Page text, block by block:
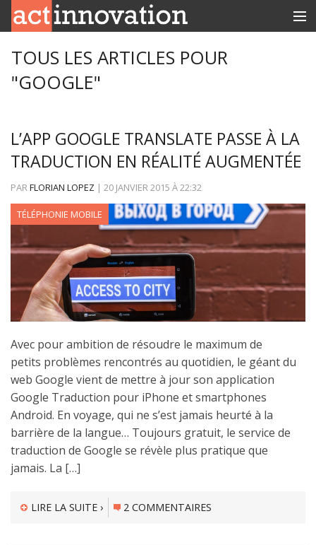
INNOBOX
TOUS LES ARTICLES POUR
"GOOGLE"
L’APP GOOGLE TRANSLATE PASSE À LA
TRADUCTION EN RÉALITÉ AUGMENTÉE
PARFLORIAN LOPEZ | 20 JANVIER 2015 À22:32
TÉLÉPHONIE MOBILE
Avec pour ambition de résoudre le maximum de
petits problèmes rencontrés au quotidien, le géant du
web Google vient de mettre à jour son application
Google Traduction pour iPhone et smartphones
Android. En voyage, qui ne s’est jamais heurté à la
barrière de la langue… Toujours gratuit, le service de
traduction de Google se révèle plus pratique que
jamais. La […]
LIRE LA SUITE › 2 COMMENTAIRES